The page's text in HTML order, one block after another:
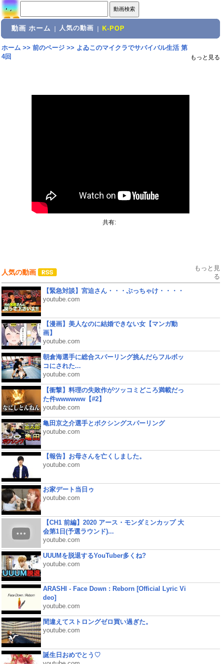
動画 ホーム 人気の動画 K-POP
ホーム>> 前のページ>> よゐこのマイクラでサバイバル生活 第
4回
もっと見る
共有:
人気の動画
もっと見
る
【緊急対談】宮迫さん・・・ぶっちゃけ・・・・
youtube.com
【漫画】美人なのに結婚できない女【マンガ動
画】
youtube.com
朝倉海選手に総合スパーリング挑んだらフルボッ
コにされた...
youtube.com
【衝撃】料理の失敗作がツッコミどころ満載だっ
た件wwwwww【#2】
youtube.com
亀田京之介選手とボクシングスパーリング
youtube.com
【報告】お母さんを亡くしました。
youtube.com
お家デート当日ゥ
youtube.com
【CH1 前編】2020 アース・モンダミンカップ 大
会第1日(予選ラウンド)...
youtube.com
UUUMを脱退するYouTuber多くね?
youtube.com
ARASHI - Face Down : Reborn [Official Lyric Vi
deo]
youtube.com
間違えてストロングゼロ買い過ぎた。
youtube.com
誕生日おめでとう♡